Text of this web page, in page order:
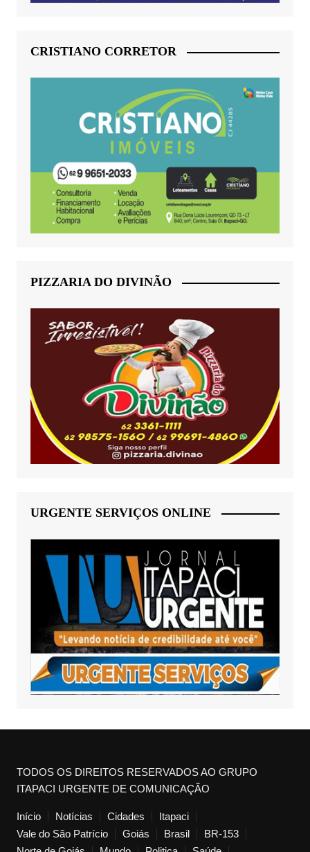
CRISTIANO CORRETOR
PIZZARIA DO DIVINÃO
URGENTE SERVIÇOS ONLINE
TODOS OS DIREITOS RESERVADOS AO GRUPO
ITAPACI URGENTE DE COMUNICAÇÃO
Início Notícias Cidades
Itapaci
Vale do São Patrício
Goiás Brasil
BR-153